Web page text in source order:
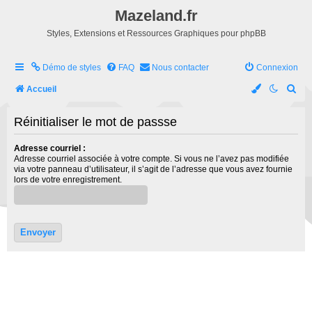
Mazeland.fr
Styles, Extensions et Ressources Graphiques pour phpBB
Démo de styles FAQ Nous contacter Connexion
Accueil
Réinitialiser le mot de passse
Adresse courriel :
Adresse courriel associée à votre compte. Si vous ne l’avez pas modifiée
via votre panneau d’utilisateur, il s’agit de l’adresse que vous avez fournie
lors de votre enregistrement.